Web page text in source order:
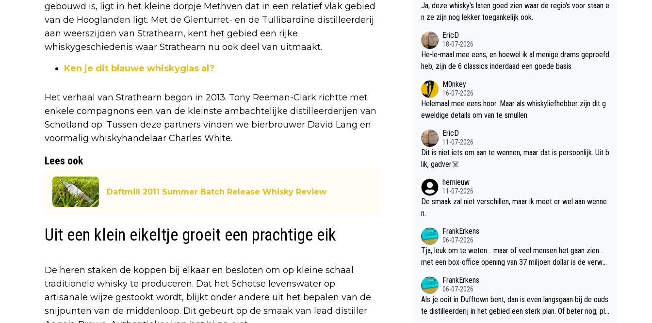
gebouwd is, ligt in het kleine dorpje Methven dat in een relatief vlak gebied
van de Hooglanden ligt. Met de Glenturret- en de Tullibardine distilleerderij
aan weerszijden van Strathearn, kent het gebied een rijke
whiskygeschiedenis waar Strathearn nu ook deel van uitmaakt.
Ken je dit blauwe whiskyglas al?
Het verhaal van Strathearn begon in 2013. Tony Reeman-Clark richtte met
enkele compagnons een van de kleinste ambachtelijke distilleerderijen van
Schotland op. Tussen deze partners vinden we bierbrouwer David Lang en
voormalig whiskyhandelaar Charles White.
Lees ook
Daftmill 2011 Summer Batch Release Whisky Review
Uit een klein eikeltje groeit een prachtige eik
De heren staken de koppen bij elkaar en besloten om op kleine schaal
traditionele whisky te produceren. Dat het Schotse levenswater op
artisanale wijze gestookt wordt, blijkt onder andere uit het bepalen van de
snijpunten van de middenloop. Dit gebeurt op de smaak van lead distiller
Ja, deze whisky's laten goed zien waar de regio's voor staan e
n ze zijn nog lekker toegankelijk ook.
EricD
18-07-2026
He-le-maal mee eens, en hoewel ik al menige drams geproefd
heb, zijn de 6 classics inderdaad een goede basis
M0nkey
16-07-2026
Helemaal mee eens hoor. Maar als whiskyliefhebber zijn dit g
eweldige details om van te smullen
EricD
11-07-2026
Dit is niet iets om aan te wennen, maar dat is persoonlijk. Uit b
lik, gadver☠️
hernieuw
11-07-2026
De smaak zal niet verschillen, maar ik moet er wel aan wenne
n.
FrankErkens
06-07-2026
Tja, leuk om te weten... maar of veel mensen het gaan zien...
met een box-office opening van 37 miljoen dollar is de verwa
FrankErkens
06-07-2026
Als je ooit in Dufftown bent, dan is even langsgaan bij de ouds
te distilleerderij in het gebied een sterk plan. Of beter nog; pla